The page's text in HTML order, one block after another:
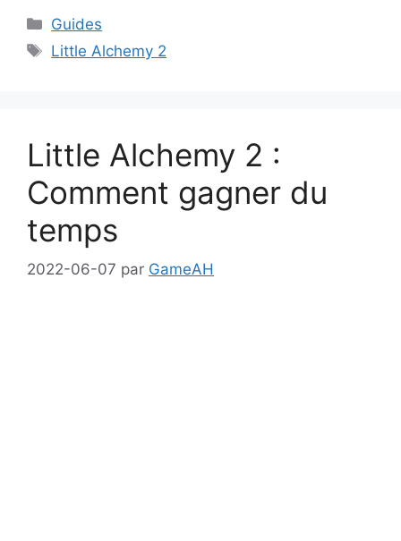
Catégories
Guides
Étiquettes
Little Alchemy 2
Little Alchemy 2 :
Comment gagner du
temps
2022-06-07 par GameAH